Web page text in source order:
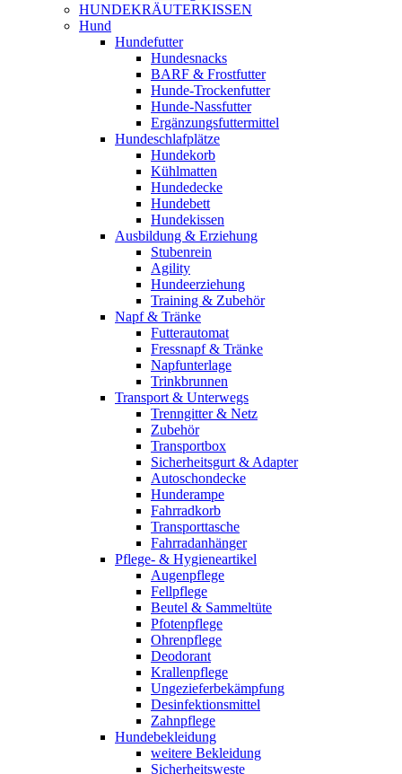
HUNDEKRÄUTERKISSEN
Hund
Hundefutter
Hundesnacks
BARF & Frostfutter
Hunde-Trockenfutter
Hunde-Nassfutter
Ergänzungsfuttermittel
Hundeschlafplätze
Hundekorb
Kühlmatten
Hundedecke
Hundebett
Hundekissen
Ausbildung & Erziehung
Stubenrein
Agility
Hundeerziehung
Training & Zubehör
Napf & Tränke
Futterautomat
Fressnapf & Tränke
Napfunterlage
Trinkbrunnen
Transport & Unterwegs
Trenngitter & Netz
Zubehör
Transportbox
Sicherheitsgurt & Adapter
Autoschondecke
Hunderampe
Fahrradkorb
Transporttasche
Fahrradanhänger
Pflege- & Hygieneartikel
Augenpflege
Fellpflege
Beutel & Sammeltüte
Pfotenpflege
Ohrenpflege
Deodorant
Krallenpflege
Ungezieferbekämpfung
Desinfektionsmittel
Zahnpflege
Hundebekleidung
weitere Bekleidung
Sicherheitsweste